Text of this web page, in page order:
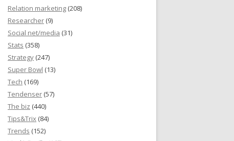
Relation marketing (208)
Researcher (9)
Social net/media (31)
Stats (358)
Strategy (247)
Super Bowl (13)
Tech (169)
Tendenser (57)
The biz (440)
Tips&Trix (84)
Trends (152)